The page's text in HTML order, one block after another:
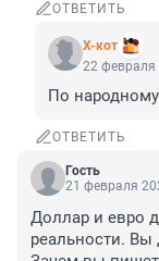
ОТВЕТИТЬ
X-кот
22 февраля
По
ОТВЕТИТЬ
Гость
21 февраля
Доллар и евро
реальности. Вы